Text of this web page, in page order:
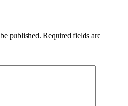
published. Required fields are